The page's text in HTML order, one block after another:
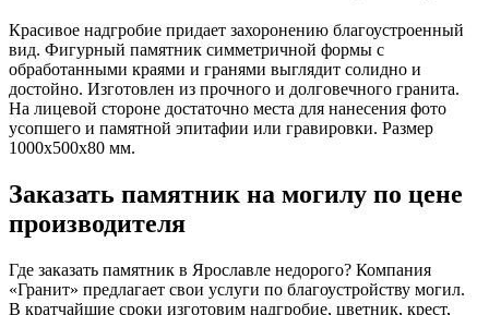
Красивое надгробие придает захоронению благоустроенный
вид. Фигурный памятник симметричной формы с
обработанными краями и гранями выглядит солидно и
достойно. Изготовлен из прочного и долговечного гранита.
На лицевой стороне достаточно места для нанесения фото
усопшего и памятной эпитафии или гравировки. Размер
1000х500х80 мм.
Заказать памятник на могилу по цене
производителя
Где заказать памятник в Ярославле недорого? Компания
«Гранит» предлагает свои услуги по благоустройству могил.
В кратчайшие сроки изготовим надгробие, цветник, крест,